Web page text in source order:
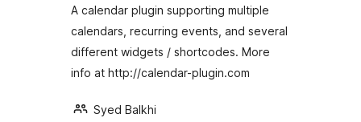
A calendar plugin supporting multiple
calendars, recurring events, and several
different widgets / shortcodes. More
info at http://calendar-plugin.com
Syed Balkhi